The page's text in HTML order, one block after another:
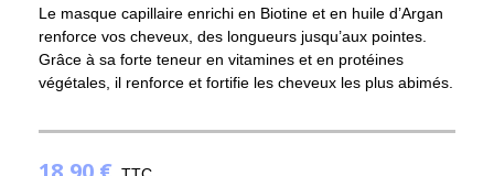
Le masque capillaire enrichi en Biotine et en huile d’Argan
renforce vos cheveux, des longueurs jusqu’aux pointes.
Grâce à sa forte teneur en vitamines et en protéines
végétales, il renforce et fortifie les cheveux les plus abimés.